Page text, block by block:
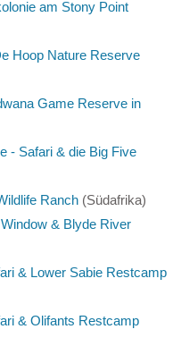
am Stony Point
Hoop Nature Reserve
Game Reserve in
- Safari & die Big Five
Ranch(Südafrika)
& Blyde River
& Lower Sabie Restcamp
& Olifants Restcamp